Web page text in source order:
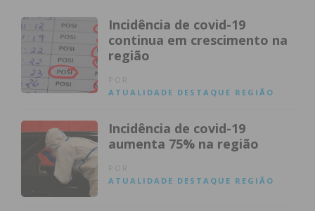
Incidência de covid-19
continua em crescimento na
região
ATUALIDADE DESTAQUE REGIÃO
Incidência de covid-19
aumenta 75% na região
ATUALIDADE DESTAQUE REGIÃO